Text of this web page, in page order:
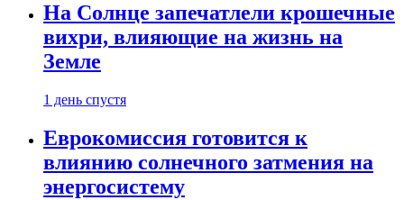
На Солнце запечатлели крошечные
вихри, влияющие на жизнь на
Земле
1 день спустя
Еврокомиссия готовится к
влиянию солнечного затмения на
энергосистему